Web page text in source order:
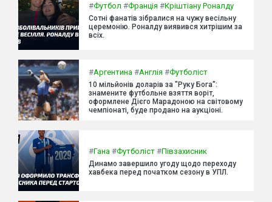
#Футбол #Франція #Кріштіану Роналду
Сотні фанатів зібралися на чужу весільну
церемонію. Роналду виявився хитрішим за
всіх.
#Аргентина #Англія #Футболіст
10 мільйонів доларів за "Руку Бога":
знамените футбольне взяття воріт,
оформлене Дієго Марадоною на світовому
чемпіонаті, буде продано на аукціоні.
#Гана #Футболіст #Півзахисник
Динамо завершило угоду щодо переходу
хавбека перед початком сезону в УПЛ.